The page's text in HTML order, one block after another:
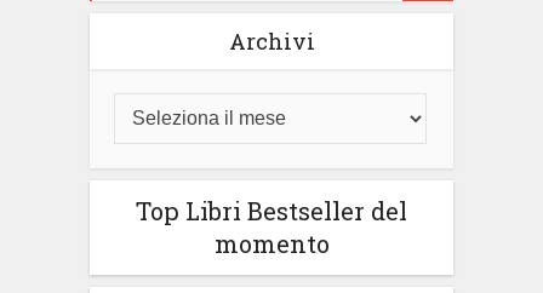
Archivi
Top Libri Bestseller del
momento